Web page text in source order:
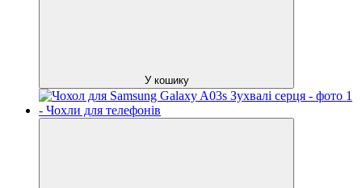
У кошику